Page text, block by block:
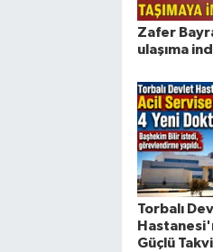
Zafer
ulaşıma
Torbalı
Güçlü